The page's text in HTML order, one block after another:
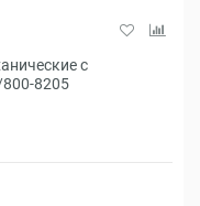
с
8205